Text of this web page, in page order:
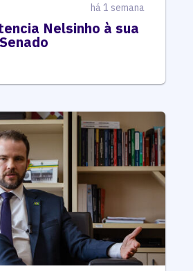
há 1 semana
Nelsinho à sua